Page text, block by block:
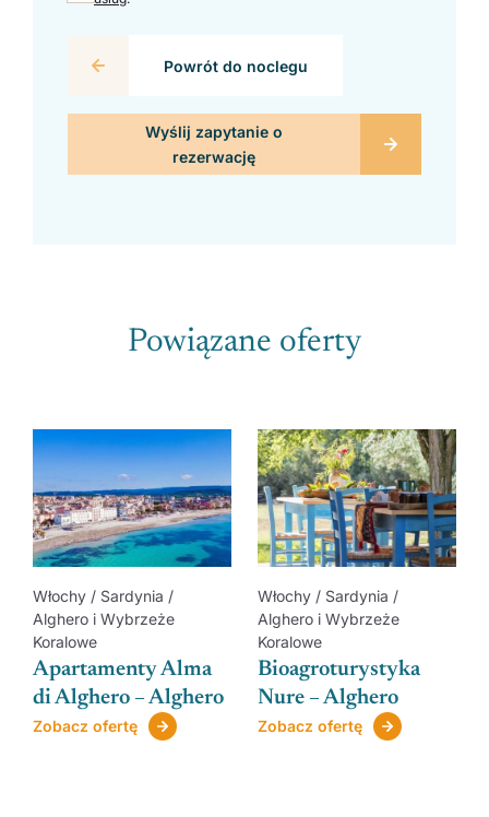
Powrót do noclegu
Powiązane oferty
Włochy / Sardynia /
Alghero i Wybrzeże
Koralowe
Apartamenty Alma
di Alghero – Alghero
Zobacz ofertę
Włochy / Sardynia /
Alghero i Wybrzeże
Koralowe
Bioagroturystyka
Nure – Alghero
Zobacz ofertę